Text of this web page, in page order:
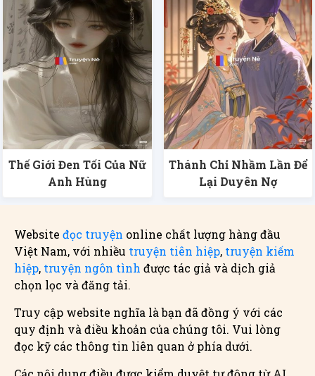
Thế Giới Đen Tối Của Nữ
Anh Hùng
Thánh Chỉ Nhầm Lần Để
Lại Duyên Nợ
Website đọc truyện online chất lượng hàng đầu
Việt Nam, với nhiều truyện tiên hiệp, truyện kiếm
hiệp, truyện ngôn tình được tác giả và dịch giả
chọn lọc và đăng tải.
Truy cập website nghĩa là bạn đã đồng ý với các
quy định và điều khoản của chúng tôi. Vui lòng
đọc kỹ các thông tin liên quan ở phía dưới.